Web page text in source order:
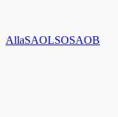
AllaSAOLSOSAOB